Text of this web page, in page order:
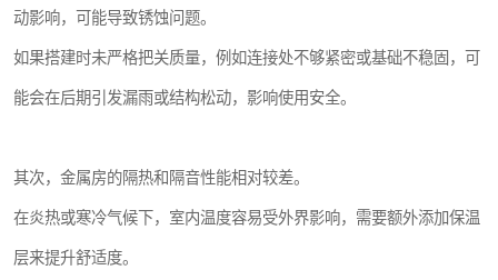
动影响，可能导致锈蚀问题。
如果搭建时未严格把关质量，例如连接处不够紧密或基础不稳固，可
能会在后期引发漏雨或结构松动，影响使用安全。
其次，金属房的隔热和隔音性能相对较差。
在炎热或寒冷气候下，室内温度容易受外界影响，需要额外添加保温
层来提升舒适度。